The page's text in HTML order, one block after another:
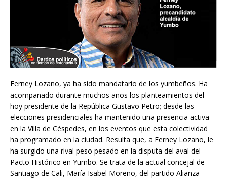
Ferney Lozano, ya ha sido mandatario de los yumbeños. Ha
acompañado durante muchos años los planteamientos del
hoy presidente de la República Gustavo Petro; desde las
elecciones presidenciales ha mantenido una presencia activa
en la Villa de Céspedes, en los eventos que esta colectividad
ha programado en la ciudad. Resulta que, a Ferney Lozano, le
ha surgido una rival peso pesado en la disputa del aval del
Pacto Histórico en Yumbo. Se trata de la actual concejal de
Santiago de Cali, María Isabel Moreno, del partido Alianza